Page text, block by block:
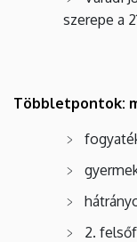
szerepe a
Többletpontok:
2.